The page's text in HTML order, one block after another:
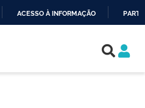
ACESSO À INFORMAÇÃO